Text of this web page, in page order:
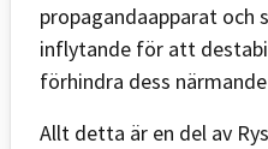
propagandaapparat och
inflytande för att
förhindra dess
Allt detta är en del av